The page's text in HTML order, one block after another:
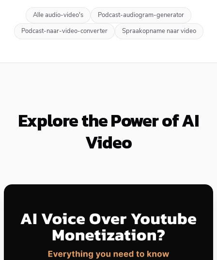
Alle audio-video's
Podcast-audiogram-generator
Podcast-naar-video-converter
Spraakopname naar video
Explore the Power of AI
Video